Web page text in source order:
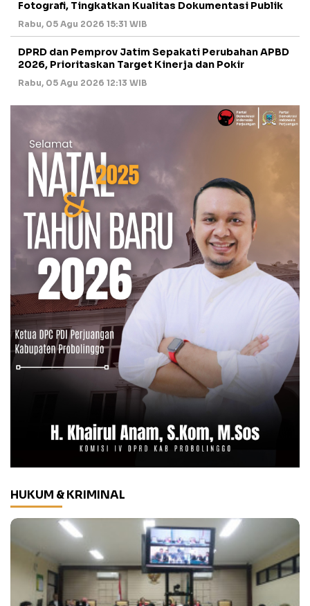
Fotografi, Tingkatkan Kualitas Dokumentasi Publik
Rabu, 05 Agu 2026 15:31 WIB
DPRD dan Pemprov Jatim Sepakati Perubahan APBD
2026, Prioritaskan Target Kinerja dan Pokir
Rabu, 05 Agu 2026 12:13 WIB
HUKUM & KRIMINAL